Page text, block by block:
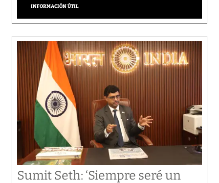
INFORMACIÓN ÚTIL
Sumit Seth: ‘Siempre seré un